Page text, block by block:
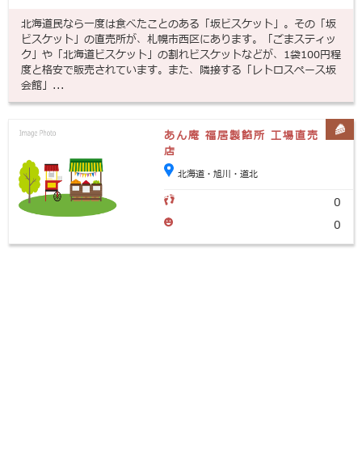
北海道民なら一度は食べたことのある「坂ビスケット」。その「坂
ビスケット」の直売所が、札幌市西区にあります。「ごまスティッ
ク」や「北海道ビスケット」の割れビスケットなどが、1袋100円程
度と格安で販売されています。また、隣接する「レトロスペース坂
会館」...
あん庵 福居製餡所 工場直売
店
北海道・旭川・道北
0
0